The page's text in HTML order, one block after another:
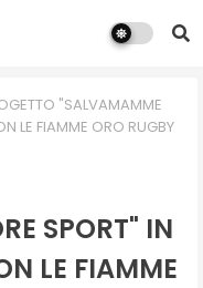
"SALVAMAMME
LE FIAMME ORO RUGBY
SPORT" IN
LE FIAMME